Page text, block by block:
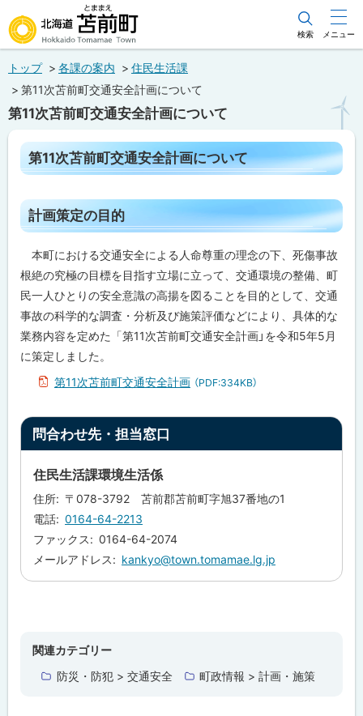
文
メ
ュ
北海道苫前町
Hokkaido Tomamae Town
検索 メニュー
トップ 各課の案内
住民生活課
第11次苫前町交通安全計画について
第11次苫前町交通安全計画について
ペ
ー
ジ
目
次
第
11
次
苫
前
町
交
通
安
全
計
い
て
画
定
の
問
・
担
第11次苫前町交通安全計画について
ト
ッ
に
戻
る
計画策定の目的
本町における交通安全による人命尊重の理念の下、死傷事故
根絶の究極の目標を目指す立場に立って、交通環境の整備、町
民一人ひとりの安全意識の高揚を図ることを目的として、交通
事故の科学的な調査・分析及び施策評価などにより、具体的な
業務内容を定めた「第11次苫前町交通安全計画」を令和5年5月
に策定しました。
第11次苫前町交通安全計画 （PDF:334KB）
ト
問合わせ先・担当窓口
住民生活課環境生活係
住所
〒078-3792 苫前郡苫前町字旭37番地の1
電話
0164-64-2213
ファックス
0164-64-2074
メールアドレス
kankyo@town.tomamae.lg.jp
関連カテゴリー
防災・防犯 > 交通安全
町政情報 > 計画・施策